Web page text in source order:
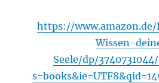
https://
Wissen-
Seele/dp/